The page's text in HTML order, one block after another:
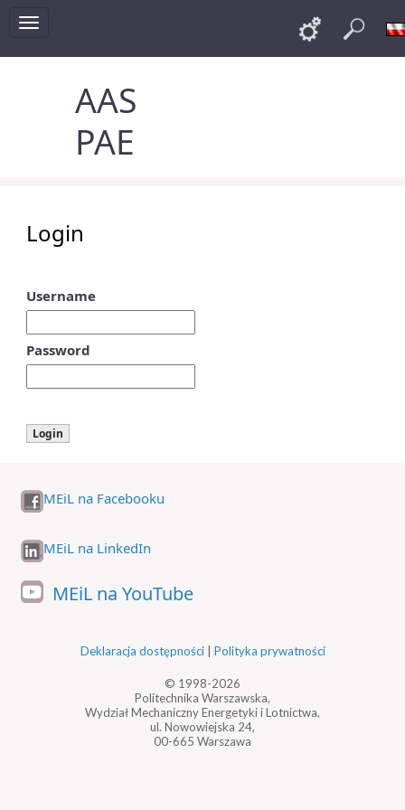
Toggle
navigation
Links
AAS
PAE
Login
Username
Password
MEiL na Facebooku
MEiL na LinkedIn
MEiL na YouTube
Deklaracja dostępności| Polityka prywatności
© 1998-2026
Politechnika Warszawska,
Wydział Mechaniczny Energetyki i Lotnictwa,
ul. Nowowiejska 24,
00-665 Warszawa